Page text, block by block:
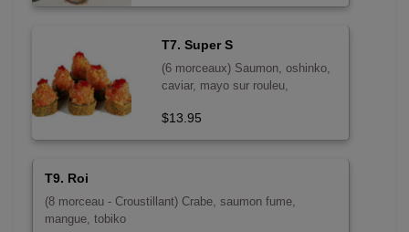
T7. Super S
(6 morceaux) Saumon, oshinko,
caviar, mayo sur rouleu,
$13.95
T9. Roi
(8 morceau - Croustillant) Crabe, saumon fume,
mangue, tobiko